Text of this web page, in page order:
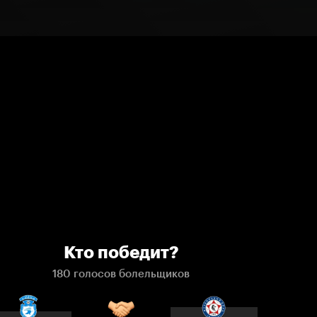
Кто победит?
180 голосов болельщиков